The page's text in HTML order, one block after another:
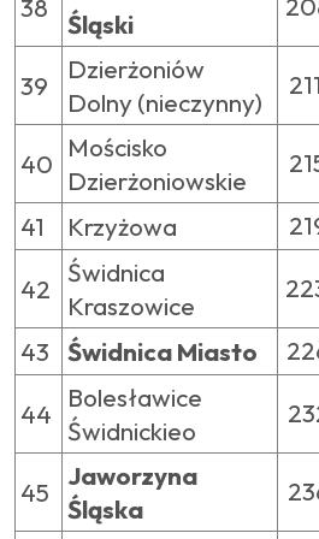
38
Śląski
39
Dzierżoniów
Dolny (nieczynny)
40
Mościsko
Dzierżoniowskie
41 Krzyżowa
42
Świdnica
Kraszowice
43 Świdnica Miasto
44
Bolesławice
Świdnickieo
45
Jaworzyna
Śląska